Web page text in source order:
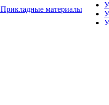
Прикладные материалы